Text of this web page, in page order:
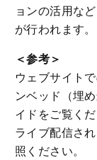
ョンの活用な
が行われます。
＜参考＞
ウェブサイト
ンベッド（埋
イドをご覧くだ
ライブ配信さ
照ください。